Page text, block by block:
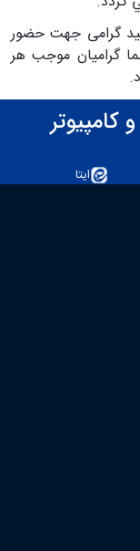
گرامی جهت حضور
گراميان موجب هر
ایتا